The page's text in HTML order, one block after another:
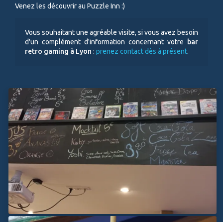
Venez les découvrir au Puzzle Inn :)
Vous souhaitant une agréable visite, si vous avez besoin
d'un complément d'information concernant votre
bar
retro gaming à Lyon : prenez contact dès à présent.